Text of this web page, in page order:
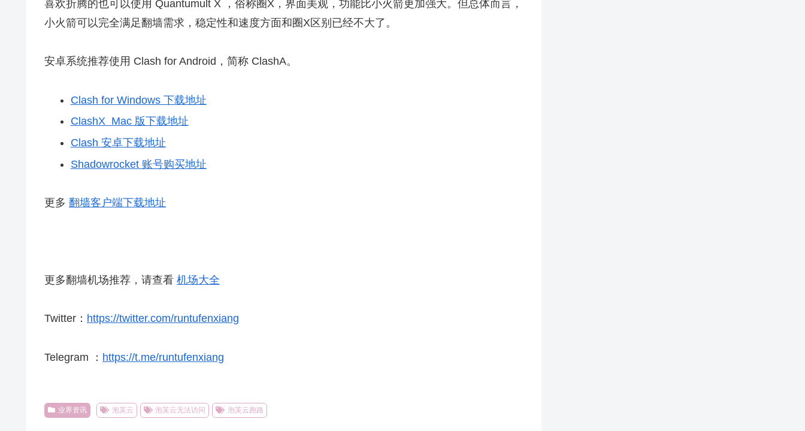
喜欢折腾的也可以使用 Quantumult X ，俗称圈X，界面美观，功能比小火箭更加强大。但总体而言，
小火箭可以完全满足翻墙需求，稳定性和速度方面和圈X区别已经不大了。
安卓系统推荐使用 Clash for Android，简称 ClashA。
Clash for Windows 下载地址
ClashX Mac 版下载地址
Clash 安卓下载地址
Shadowrocket 账号购买地址
更多 翻墙客户端下载地址
更多翻墙机场推荐，请查看 机场大全
Twitter： https://twitter.com/runtufenxiang
Telegram ： https://t.me/runtufenxiang
业界资讯 泡芙云 泡芙云无法访问 泡芙云跑路